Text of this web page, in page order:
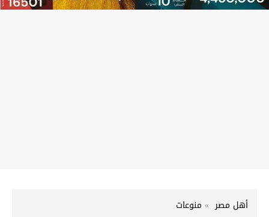
أهل مصر منوعات